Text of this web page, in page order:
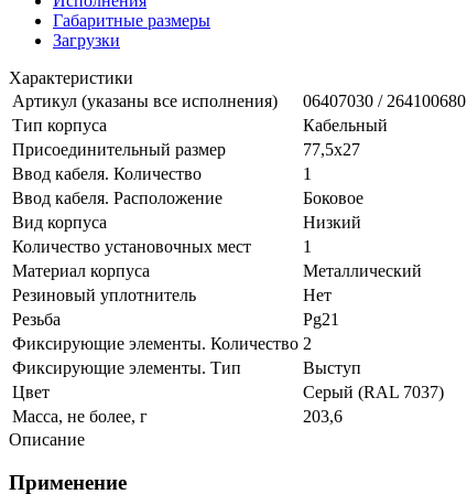
Габаритные размеры
Загрузки
Характеристики
Артикул (указаны все исполнения)
06407030 / 264100680
Тип корпуса
Кабельный
Присоединительный размер
77,5х27
Ввод кабеля. Количество
1
Ввод кабеля. Расположение
Боковое
Вид корпуса
Низкий
Количество установочных мест
1
Материал корпуса
Металлический
Резиновый уплотнитель
Нет
Резьба
Pg21
Фиксирующие элементы. Количество 2
Фиксирующие элементы. Тип
Выступ
Цвет
Серый (RAL 7037)
Масса, не более, г
203,6
Описание
Применение